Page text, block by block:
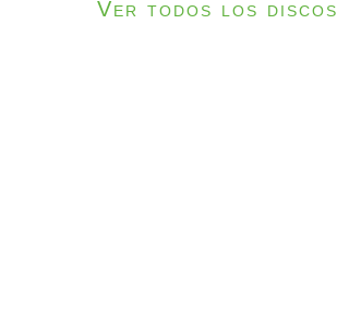
Ver todos los discos